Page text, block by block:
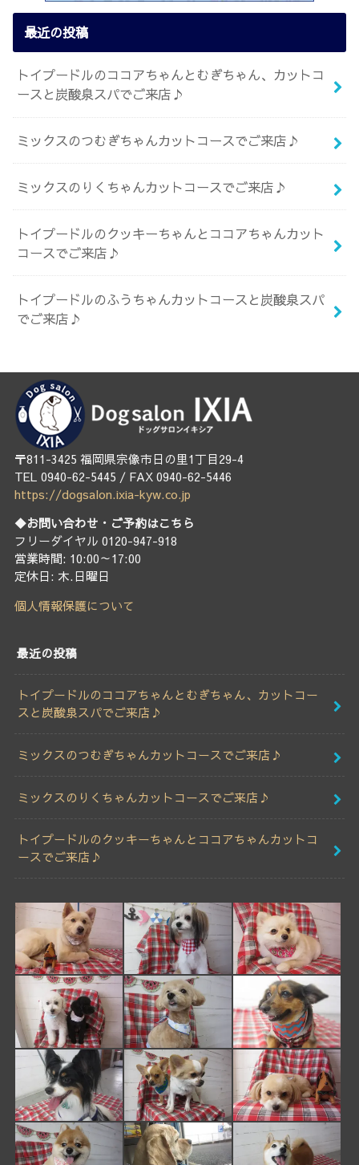
最近の投稿
トイプードルのココアちゃんとむぎちゃん、カットコ
ースと炭酸泉スパでご来店♪
ミックスのつむぎちゃんカットコースでご来店♪
ミックスのりくちゃんカットコースでご来店♪
トイプードルのクッキーちゃんとココアちゃんカット
コースでご来店♪
トイプードルのふうちゃんカットコースと炭酸泉スパ
でご来店♪
〒811-3425 福岡県宗像市日の里1丁目29-4
TEL 0940-62-5445 / FAX 0940-62-5446
https://dogsalon.ixia-kyw.co.jp
◆お問い合わせ・ご予約はこちら
フリーダイヤル 0120-947-918
営業時間: 10:00～17:00
定休日: 木.日曜日
個人情報保護について
最近の投稿
トイプードルのココアちゃんとむぎちゃん、カットコー
スと炭酸泉スパでご来店♪
ミックスのつむぎちゃんカットコースでご来店♪
ミックスのりくちゃんカットコースでご来店♪
トイプードルのクッキーちゃんとココアちゃんカットコ
ースでご来店♪